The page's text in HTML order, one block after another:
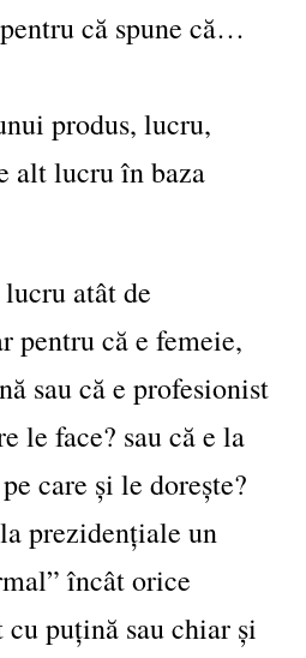
că spune că…
produs, lucru,
alt lucru în baza
atât de
pentru că e femeie,
sau că e profesionist
le face? sau că e la
care și le dorește?
prezidențiale un
încât orice
cu puțină sau chiar și